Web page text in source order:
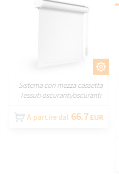
- Sistema con mezza cassetta
- Tessuti oscuranti/oscuranti
A partire dal 66.7 EUR